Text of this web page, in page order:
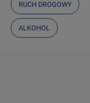
RUCH DROGOWY
ALKOHOL